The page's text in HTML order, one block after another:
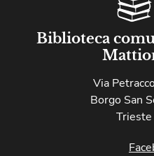
Biblioteca
Via
Borgo San
Trieste